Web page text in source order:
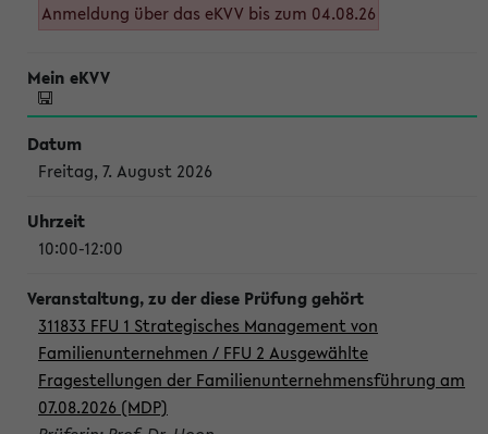
Anmeldung über das eKVV bis zum 04.08.26
Freitag, 7. August 2026
10:00-12:00
311833 FFU 1 Strategisches Management von
Familienunternehmen / FFU 2 Ausgewählte
Fragestellungen der Familienunternehmensführung am
07.08.2026 (MDP)